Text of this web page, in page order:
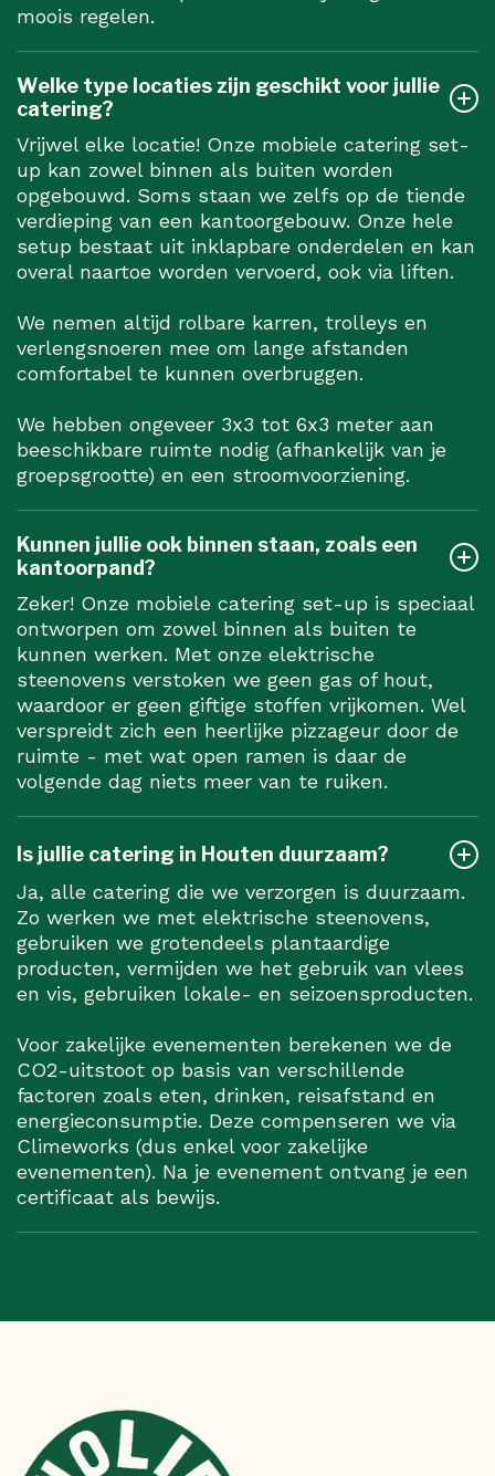
moois regelen.
Welke type locaties zijn geschikt voor jullie
catering?
Vrijwel elke locatie! Onze mobiele catering set-
up kan zowel binnen als buiten worden
opgebouwd. Soms staan we zelfs op de tiende
verdieping van een kantoorgebouw. Onze hele
setup bestaat uit inklapbare onderdelen en kan
overal naartoe worden vervoerd, ook via liften.
We nemen altijd rolbare karren, trolleys en
verlengsnoeren mee om lange afstanden
comfortabel te kunnen overbruggen.
We hebben ongeveer 3x3 tot 6x3 meter aan
beeschikbare ruimte nodig (afhankelijk van je
groepsgrootte) en een stroomvoorziening.
Kunnen jullie ook binnen staan, zoals een
kantoorpand?
Zeker! Onze mobiele catering set-up is speciaal
ontworpen om zowel binnen als buiten te
kunnen werken. Met onze elektrische
steenovens verstoken we geen gas of hout,
waardoor er geen giftige stoffen vrijkomen. Wel
verspreidt zich een heerlijke pizzageur door de
ruimte - met wat open ramen is daar de
volgende dag niets meer van te ruiken.
Is jullie catering in Houten duurzaam?
Ja, alle catering die we verzorgen is duurzaam.
Zo werken we met elektrische steenovens,
gebruiken we grotendeels plantaardige
producten, vermijden we het gebruik van vlees
en vis, gebruiken lokale- en seizoensproducten.
Voor zakelijke evenementen berekenen we de
CO2-uitstoot op basis van verschillende
factoren zoals eten, drinken, reisafstand en
energieconsumptie. Deze compenseren we via
Climeworks (dus enkel voor zakelijke
evenementen). Na je evenement ontvang je een
certificaat als bewijs.